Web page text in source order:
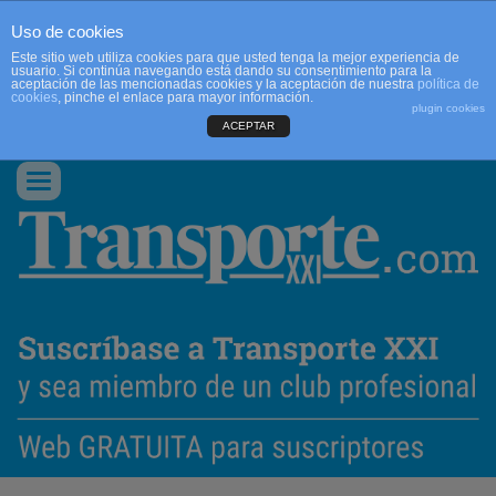
CONTACTO
Conmutar
navegación
Uso de cookies
Este sitio web utiliza cookies para que usted tenga la mejor experiencia de
usuario. Si continúa navegando está dando su consentimiento para la
aceptación de las mencionadas cookies y la aceptación de nuestra política de
cookies, pinche el enlace para mayor información.
plugin cookies
ACEPTAR